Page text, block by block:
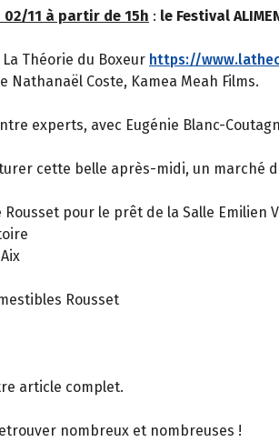
02/11 à partir de 15h : le Festival
Théorie du Boxeur https://
Nathanaël Coste, Kamea Meah Films.
experts, avec Eugénie Blanc-
cette belle après-midi, un marché
Rousset pour le prêt de la Salle
Rousset
article complet.
nombreux et nombreuses !